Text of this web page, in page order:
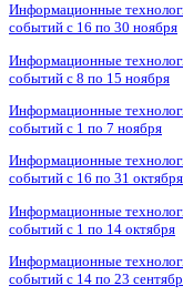
Информационные
событий с 16 по 30 ноября
Информационные
событий с 8 по 15 ноября
Информационные
событий с 1 по 7 ноября
Информационные
событий с 16 по 31 октября
Информационные
событий с 1 по 14 октября
Информационные
событий с 14 по 23